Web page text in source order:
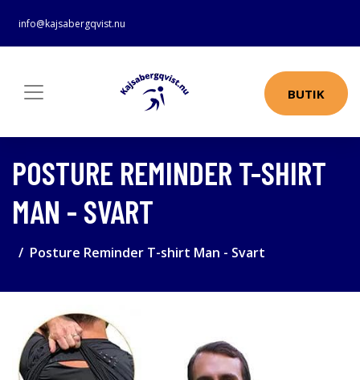
info@kajsabergqvist.nu
BUTIK
POSTURE REMINDER T-SHIRT
MAN - SVART
Posture Reminder T-shirt Man - Svart